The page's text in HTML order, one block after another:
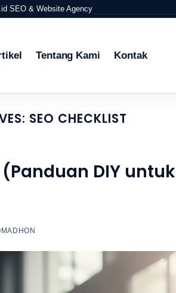
SEO & Website Agency
Tentang Kami Kontak
SEO CHECKLIST
DIY untuk